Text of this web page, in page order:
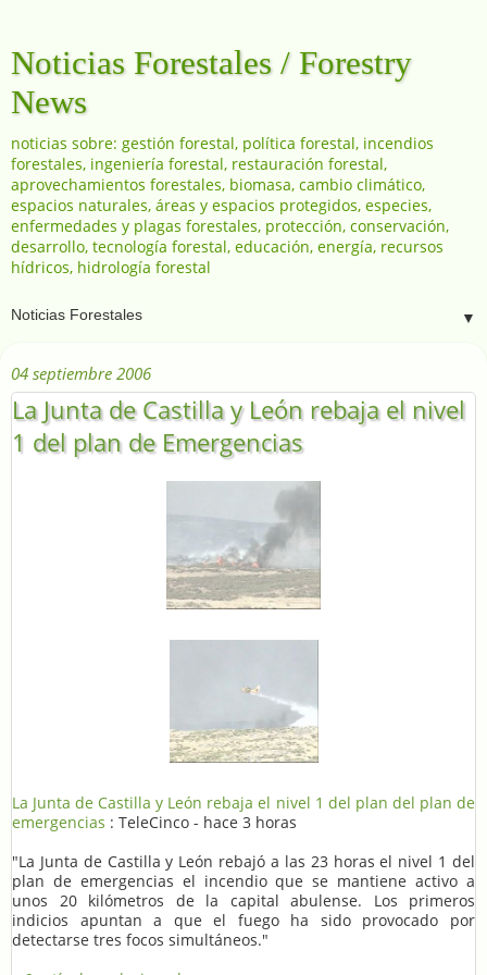
Noticias Forestales / Forestry
News
noticias sobre: gestión forestal, política forestal, incendios
forestales, ingeniería forestal, restauración forestal,
aprovechamientos forestales, biomasa, cambio climático,
espacios naturales, áreas y espacios protegidos, especies,
enfermedades y plagas forestales, protección, conservación,
desarrollo, tecnología forestal, educación, energía, recursos
hídricos, hidrología forestal
▼
04 septiembre 2006
La Junta de Castilla y León rebaja el nivel
1 del plan de Emergencias
La Junta de Castilla y León rebaja el nivel 1 del plan del plan de
emergencias : TeleCinco - hace 3 horas
"La Junta de Castilla y León rebajó a las 23 horas el nivel 1 del
plan de emergencias el incendio que se mantiene activo a
unos 20 kilómetros de la capital abulense. Los primeros
indicios apuntan a que el fuego ha sido provocado por
detectarse tres focos simultáneos."